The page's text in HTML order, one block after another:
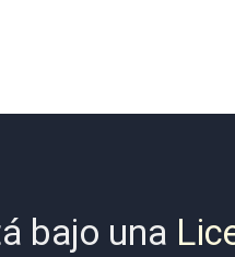
bajo una